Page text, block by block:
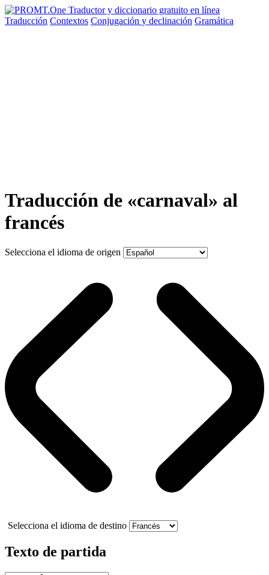
Traducción Contextos Conjugación y declinación Gramática
Traducción de «carnaval» al
francés
Selecciona el idioma de origen
Selecciona el idioma de destino
Texto de partida